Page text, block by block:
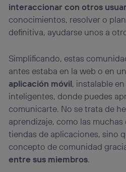
interaccionar con otros
conocimientos, resolver o
definitiva, ayudarse unos a
Simplificando, estas
antes estaba en la web o en
aplicación móvil, instalable
inteligentes, donde puedes
comunicarte. No se trata de
aprendizaje, como las
tiendas de aplicaciones, sino
concepto de comunidad
entre sus miembros.